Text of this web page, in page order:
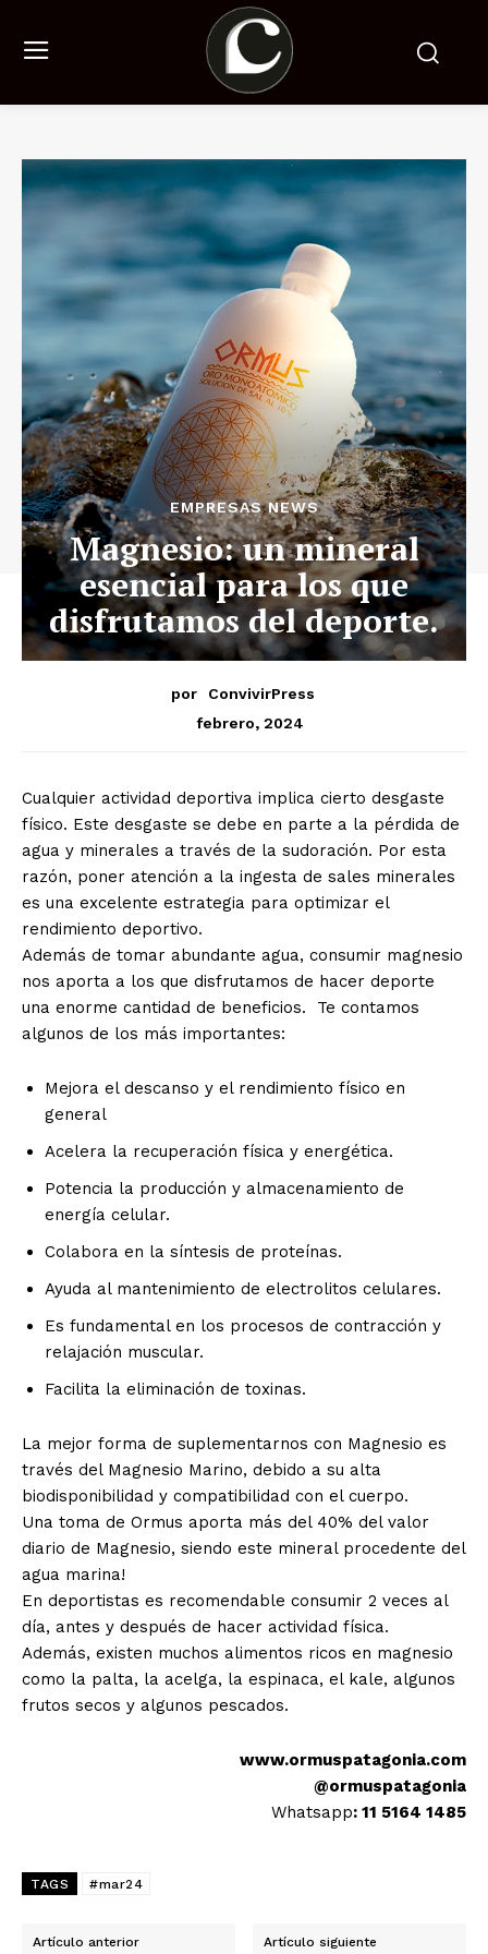
EMPRESAS NEWS
Magnesio: un mineral
esencial para los que
disfrutamos del deporte.
por
ConvivirPress
febrero, 2024
Cualquier actividad deportiva implica cierto desgaste
físico. Este desgaste se debe en parte a la pérdida de
agua y minerales a través de la sudoración. Por esta
razón, poner atención a la ingesta de sales minerales
es una excelente estrategia para optimizar el
rendimiento deportivo.
Además de tomar abundante agua, consumir magnesio
nos aporta a los que disfrutamos de hacer deporte
una enorme cantidad de beneficios. Te contamos
algunos de los más importantes:
Mejora el descanso y el rendimiento físico en
general
Acelera la recuperación física y energética.
Potencia la producción y almacenamiento de
energía celular.
Colabora en la síntesis de proteínas.
Ayuda al mantenimiento de electrolitos celulares.
Es fundamental en los procesos de contracción y
relajación muscular.
Facilita la eliminación de toxinas.
La mejor forma de suplementarnos con Magnesio es
través del Magnesio Marino, debido a su alta
biodisponibilidad y compatibilidad con el cuerpo.
Una toma de Ormus aporta más del 40% del valor
diario de Magnesio, siendo este mineral procedente del
agua marina!
En deportistas es recomendable consumir 2 veces al
día, antes y después de hacer actividad física.
Además, existen muchos alimentos ricos en magnesio
como la palta, la acelga, la espinaca, el kale, algunos
frutos secos y algunos pescados.
www.ormuspatagonia.com
@ormuspatagonia
Whatsapp: 11 5164 1485
TAGS #mar24
Artículo anterior Artículo siguiente